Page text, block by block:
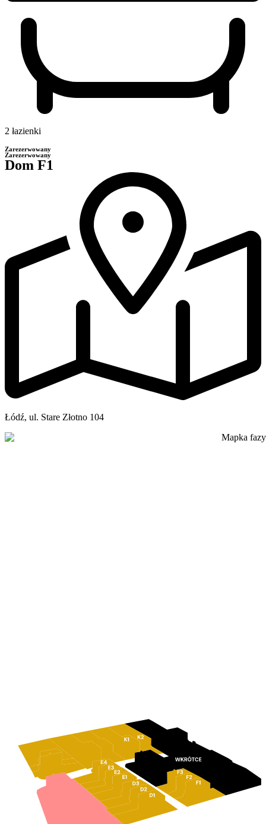
2 łazienki
Zarezerwowany
Zarezerwowany
Dom F1
Łódź, ul. Stare Złotno 104